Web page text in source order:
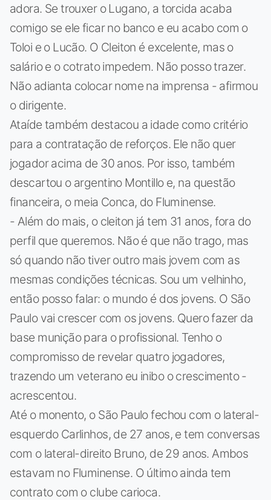
adora. Se trouxer o Lugano, a torcida acaba
comigo se ele ficar no banco e eu acabo com o
Toloi e o Lucão. O Cleiton é excelente, mas o
salário e o cotrato impedem. Não posso trazer.
Não adianta colocar nome na imprensa - afirmou
o dirigente.
Ataíde também destacou a idade como critério
para a contratação de reforços. Ele não quer
jogador acima de 30 anos. Por isso, também
descartou o argentino Montillo e, na questão
financeira, o meia Conca, do Fluminense.
- Além do mais, o cleiton já tem 31 anos, fora do
perfil que queremos. Não é que não trago, mas
só quando não tiver outro mais jovem com as
mesmas condições técnicas. Sou um velhinho,
então posso falar: o mundo é dos jovens. O São
Paulo vai crescer com os jovens. Quero fazer da
base munição para o profissional. Tenho o
compromisso de revelar quatro jogadores,
trazendo um veterano eu inibo o crescimento -
acrescentou.
Até o monento, o São Paulo fechou com o lateral-
esquerdo Carlinhos, de 27 anos, e tem conversas
com o lateral-direito Bruno, de 29 anos. Ambos
estavam no Fluminense. O último ainda tem
contrato com o clube carioca.